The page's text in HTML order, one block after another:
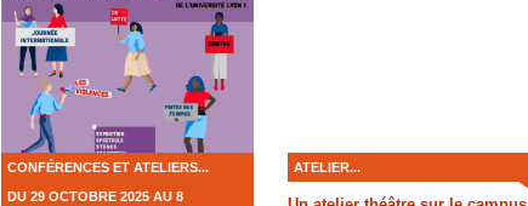
CONFÉRENCES ET ATELIERS...
DU 29 OCTOBRE 2025 AU 8
ATELIER...